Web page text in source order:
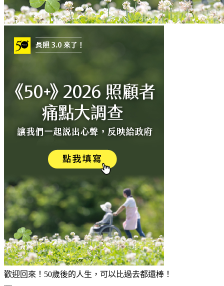
歡迎回來！50歲後的人生，可以比過去都還棒！